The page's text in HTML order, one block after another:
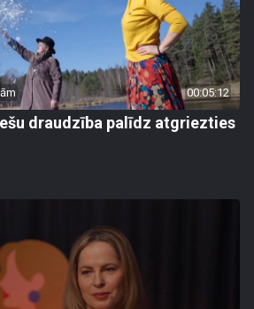
00:05:12
draudzība palīdz atgriezties